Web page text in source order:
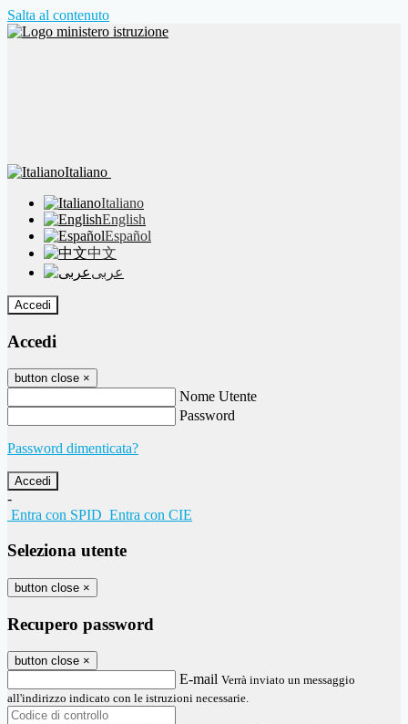
Salta al contenuto
Italiano
Italiano
English
Español
中文
عربى
Accedi
Accedi
button close ×
Nome Utente
Password
Password dimenticata?
-
Entra con SPID Entra con CIE
Seleziona utente
button close ×
Recupero password
button close ×
E-mail Verrà inviato un messaggio
all'indirizzo indicato con le istruzioni necessarie.